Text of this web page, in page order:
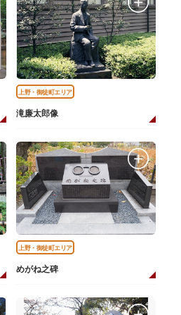
上野・御徒町エリア
滝廉太郎像
上野・御徒町エリア
めがね之碑